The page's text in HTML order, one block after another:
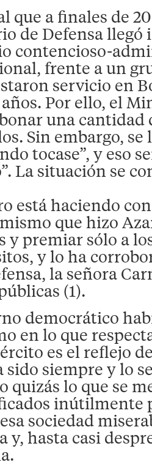
que a finales de
de Defensa llegó
contencioso-
frente a un
servicio en
Por ello, el
una cantidad
Sin embargo,
tocase”, y eso
La situación se
está haciendo
que hizo
y premiar sólo a
y lo ha
la señora
(1).
democrático
en lo que
es el reflejo
sido siempre y lo
quizás lo que se
inútilmente
sociedad
y, hasta casi